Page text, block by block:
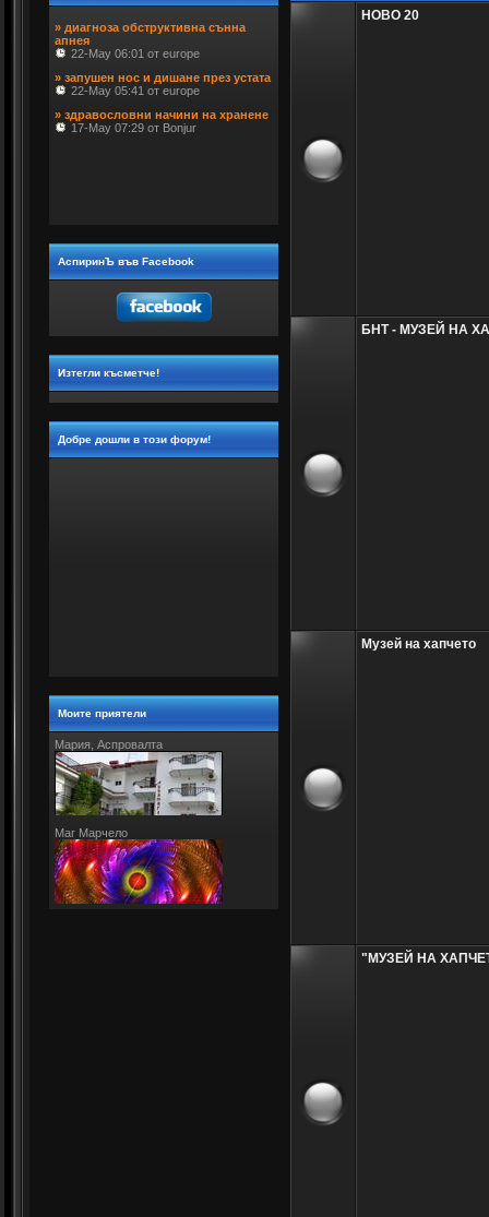
» диагноза обструктивна сънна
22-May 06:01 от europe
» запушен нос и дишане през устата
» здравословни начини на хранене
АспиринЪ във Facebook
Изтегли късметче!
Добре дошли в този форум!
Моите приятели
Мария, Аспровалта
Маг Марчело
НОВО 20
БНТ - МУЗЕЙ НА
Музей на хапчето
"МУЗЕЙ НА